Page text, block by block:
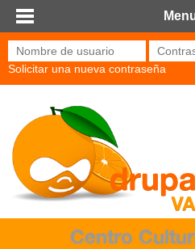
Pasar al contenido principal
Nombre de usuario*
Solicitar una nueva contraseña
Centro